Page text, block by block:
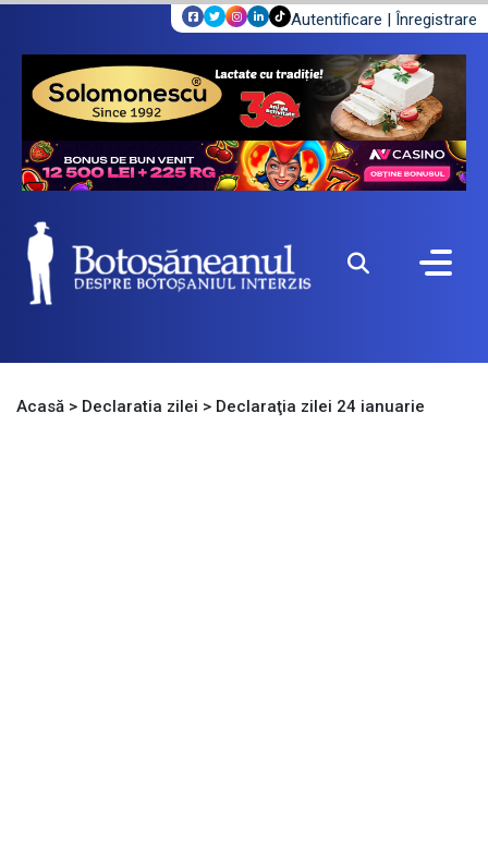
Autentificare | Înregistrare
Acasă > Declaratia zilei > Declaraţia zilei 24 ianuarie